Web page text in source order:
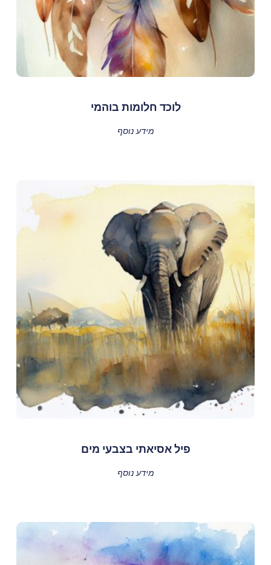
לוכד חלומות בוהמי
מידע נוסף
פיל אסיאתי בצבעי מים
מידע נוסף